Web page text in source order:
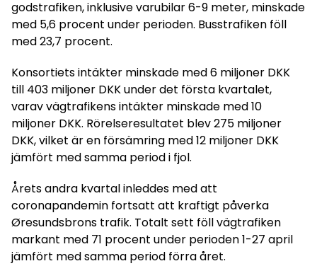
godstrafiken, inklusive varubilar 6-9 meter, minskade
med 5,6 procent under perioden. Busstrafiken föll
med 23,7 procent.
Konsortiets intäkter minskade med 6 miljoner DKK
till 403 miljoner DKK under det första kvartalet,
varav vägtrafikens intäkter minskade med 10
miljoner DKK. Rörelseresultatet blev 275 miljoner
DKK, vilket är en försämring med 12 miljoner DKK
jämfört med samma period i fjol.
Årets andra kvartal inleddes med att
coronapandemin fortsatt att kraftigt påverka
Øresundsbrons trafik. Totalt sett föll vägtrafiken
markant med 71 procent under perioden 1-27 april
jämfört med samma period förra året.